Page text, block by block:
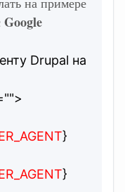
Google
Drupal на
}
}